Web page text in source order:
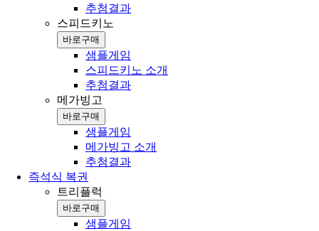
추첨결과
스피드키노
바로구매
샘플게임
스피드키노 소개
추첨결과
메가빙고
바로구매
샘플게임
메가빙고 소개
추첨결과
즉석식 복권
트리플럭
바로구매
샘플게임